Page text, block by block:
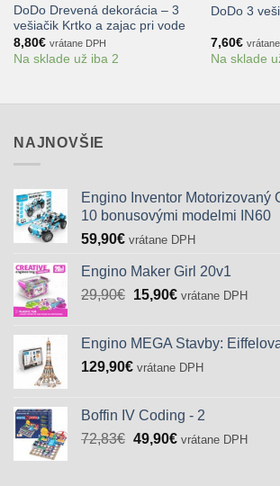
DoDo Drevená dekorácia – 3
vešiačik Krtko a zajac pri vode
8,80€ vrátane DPH
Na sklade už iba 2
DoDo 3
7,60€
Na sklade
NAJNOVŠIE
Engino Inventor Motorizovaný
10 bonusovými modelmi IN60
59,90€ vrátane DPH
Engino Maker Girl 20v1
29,90€ Pôvodná
29,90€.
15,90€Aktuálna
15,90€.
vrátane DPH
Engino MEGA Stavby:
129,90€ vrátane DPH
Boffin IV Coding - 2
72,83€ Pôvodná
49,90€Aktuálna
vrátane DPH